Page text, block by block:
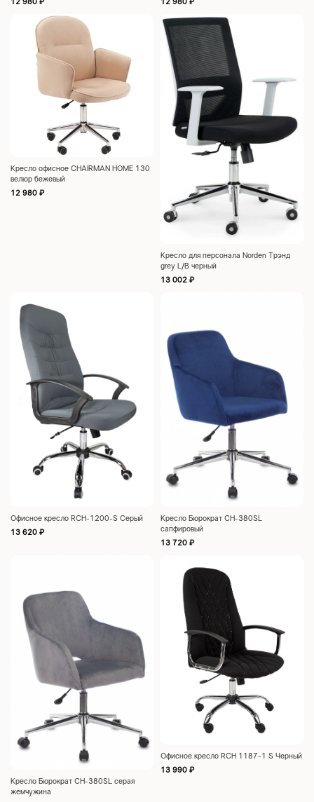
12 980 ₽ 12 980 ₽
Кресло офисное CHAIRMAN HOME 130
велюр бежевый
12 980 ₽
Кресло для персонала Norden Трэнд
grey L/B черный
13 002 ₽
Офисное кресло RCH-1200-S Серый
13 620 ₽
Кресло Бюрократ CH-380SL
сапфировый
13 720 ₽
Кресло Бюрократ CH-380SL серая
жемчужина
Офисное кресло RCH 1187-1 S Черный
13 990 ₽